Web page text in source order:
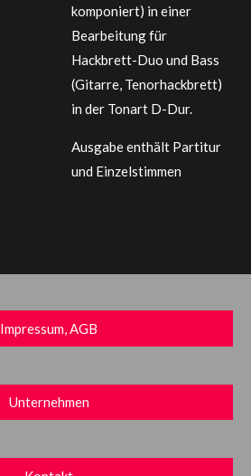
komponiert) in einer
Bearbeitung für
Hackbrett-Duo und Bass
(Gitarre, Tenorhackbrett)
in der Tonart D-Dur.
Ausgabe enthält Partitur
und Einzelstimmen
Impressum, AGB
Unternehmen